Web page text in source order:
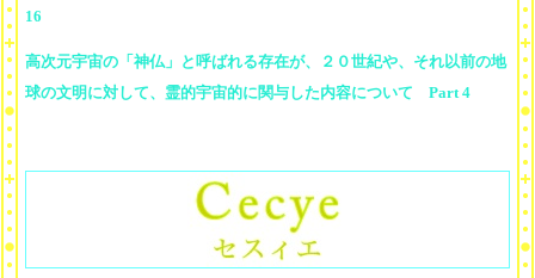
16
高次元宇宙の「神仏」と呼ばれる存在が、２０世紀や、それ以前の地
球の文明に対して、霊的宇宙的に関与した内容について Part 4